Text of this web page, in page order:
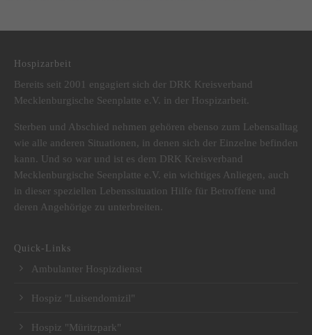
Hospizarbeit
Bereits seit 2001 engagiert sich der DRK Kreisverband
Mecklenburgische Seenplatte e.V. in der Hospizarbeit.
Sterben und Abschied nehmen gehören ebenso zum Lebensalltag
wie alle anderen Situationen, in denen sich der Einzelne befinden
kann. Und so war und ist es dem DRK Kreisverband
Mecklenburgische Seenplatte e.V. ein wichtiges Anliegen, auch
in dieser speziellen Lebenssituation Hilfe für Betroffene und
deren Angehörige zu unterbreiten.
Quick-Links
Ambulanter Hospizdienst
Hospiz "Luisendomizil"
Hospiz "Müritzpark"